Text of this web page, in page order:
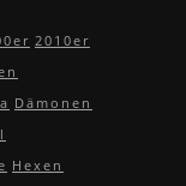
2010er
Dämonen
Hexen